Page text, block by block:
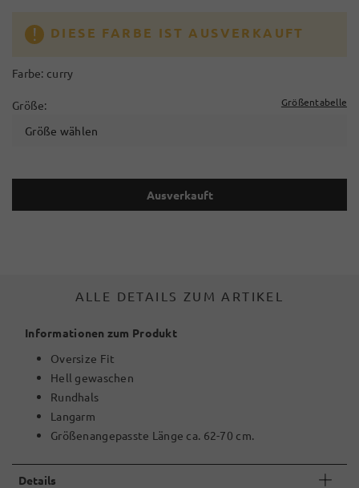
DIESE FARBE IST AUSVERKAUFT
Farbe: curry
Größe: Größentabelle
Größe wählen
Ausverkauft
ALLE DETAILS ZUM ARTIKEL
Informationen zum Produkt
Oversize Fit
Hell gewaschen
Rundhals
Langarm
Größenangepasste Länge ca. 62-70 cm.
Details